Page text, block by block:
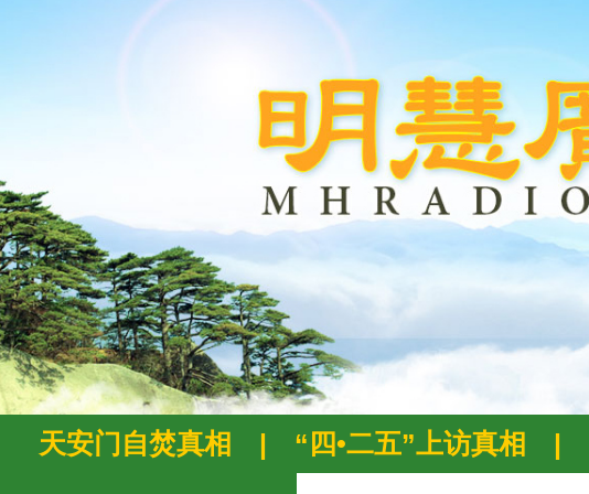
天安门自焚真相 | “四•二五”上访真相 |